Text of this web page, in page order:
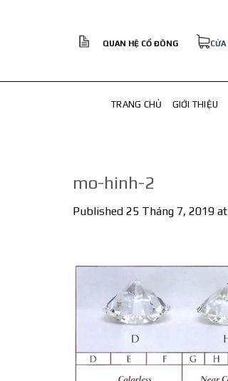
QUAN HỆ CỔ ĐÔNG CỬA
TRANG CHỦ GIỚI THIỆU
mo-hinh-2
Published 25 Tháng 7, 2019 at